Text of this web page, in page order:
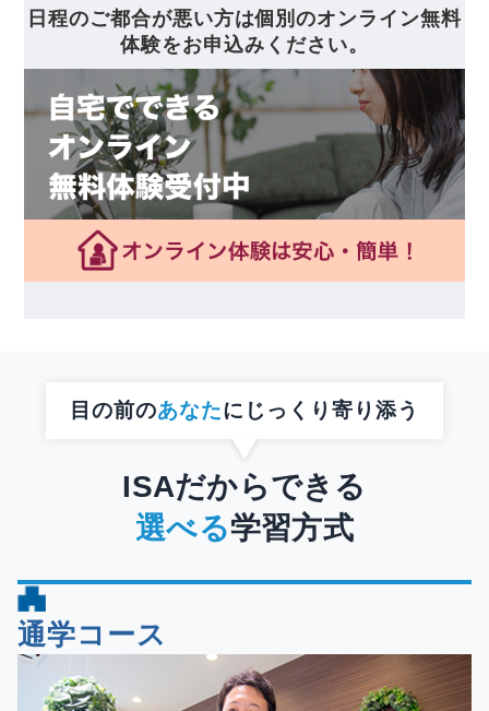
日程のご都合が悪い方は個別のオンライン無料
体験をお申込みください。
目の前のあなたにじっくり寄り添う
ISAだからできる
選べる学習方式
通学コース